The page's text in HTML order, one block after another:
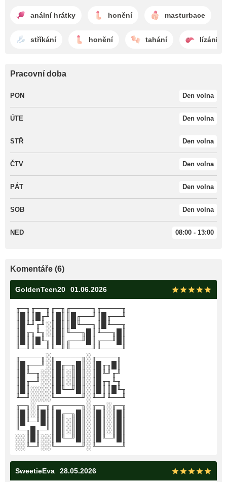
anální hrátky honění masturbace
stříkání honění tahání lízání
Pracovní doba
PON Den volna
ÚTE Den volna
STŘ Den volna
ČTV Den volna
PÁT Den volna
SOB Den volna
NED 08:00 - 13:00
Komentáře (6)
GoldenTeen20 01.06.2026
╓─╖╓──╖╓─╖╓────╖╓────╖
║█║║█╓╜║█║║█╓──╜║█╓──╜
║█╙╜╓╜░║█║║█╙──╖║█╙──╖
║█╓╖╙╖░║█║╙──╖█║╙──╖█║
║█║║█╙╖║█║╓──╜█║╓──╜█║
╙─╜╙──╜╙─╜╙────╜╙────╜
╓────╖░╓─────╖░╓────╖
║█╓──╜░║█╓─╖█║░║█╓╖█║
║█╙─╖░░║█║░║█║░║█╙╜╓╜
║█╓─╜░░║█║░║█║░║█╓╖╙╖
║█║░░░░║█╙─╜█║░║█║║█╙╖
╙─╜░░░░╙─────╜░╙─╜╙──╜
╓─╖░╓─╖╓─────╖░╓─╖░╓─╖
║█║░║█║║█╓─╖█║░║█║░║█║
║█╙─╜█║║█║░║█║░║█║░║█║
╙─╖█╓─╜║█║░║█║░║█║░║█║
░░║█║░░║█╙─╜█║░║█╙─╜█║
░░╙─╜░░╙─────╜░╙─────╜
SweetieEva 28.05.2026